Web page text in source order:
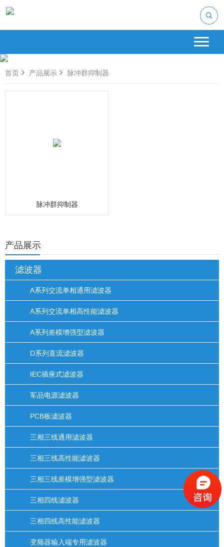
产品展示
滤波器
A系列交流单相通用滤波器
A系列交流单相高性能滤波器
A系列差模增强型滤波器
D系列直流滤波器
IEC插座式滤波器
军品电源滤波器
PCB板滤波器
三相三线通用滤波器
三相三线高性能滤波器
三相三线差模增强型滤波器
三相四线滤波器
三相四线高性能滤波器
变频器输入端专用滤波器
首页 产品展示 脉冲群抑制器
脉冲群抑制器